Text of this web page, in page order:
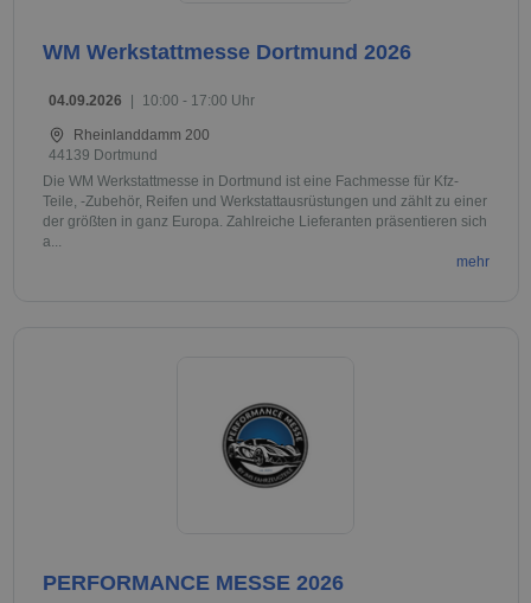
WM Werkstattmesse Dortmund 2026
04.09.2026 | 10:00 - 17:00 Uhr
Rheinlanddamm 200
44139 Dortmund
Die WM Werkstattmesse in Dortmund ist eine Fachmesse für Kfz-
Teile, -Zubehör, Reifen und Werkstattausrüstungen und zählt zu einer
der größten in ganz Europa. Zahlreiche Lieferanten präsentieren sich
a...
mehr
PERFORMANCE MESSE 2026